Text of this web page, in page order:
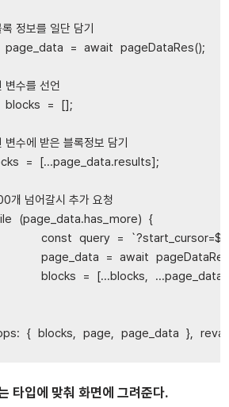
정보를 일단 담기
page_data = await pageDataRes();
변수를 선언
blocks = [];
= [...page_data.results];
개 넘어갈시 추가 요청
(page_data.has_more) {
const query = `?start_cursor=${
page_data
= await pageDataRes
blocks
= [...blocks, ...page_data
: { blocks, page, page_data },
타입에 맞춰 화면에 그려준다.